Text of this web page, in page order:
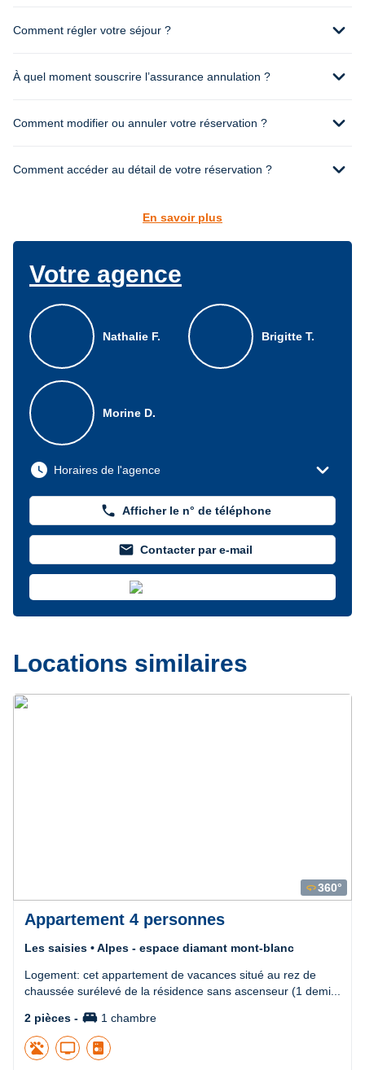
Comment régler votre séjour ? expand_more
À quel moment souscrire l’assurance annulation ? expand_more
Comment modifier ou annuler votre réservation ? expand_more
Comment accéder au détail de votre réservation ? expand_more
En savoir plus
Votre agence
Nathalie F. Brigitte T.
Morine D.
watch_later Horaires de l'agence expand_more
phone Afficher le n° de téléphone
mail Contacter par e-mail
Locations similaires
Précédent
360360°
Appartement 4 personnes
Les saisies • Alpes - espace diamant mont-blanc
Logement: cet appartement de vacances situé au rez de
chaussée surélevé de la résidence sans ascenseur (1 demi...
2 pièces - king_bed 1 chambre
tv
Suivant